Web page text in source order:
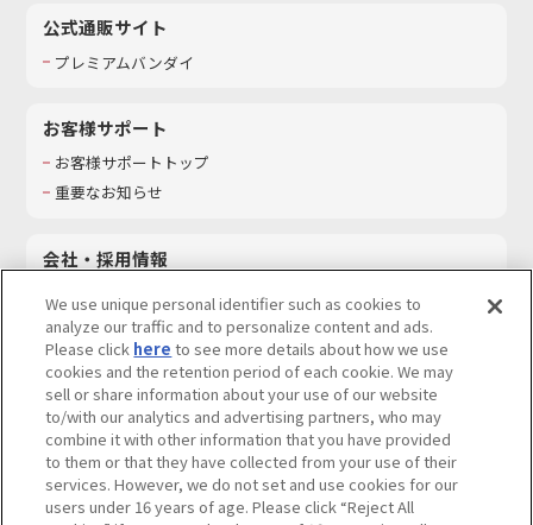
公式通販サイト
プレミアムバンダイ
お客様サポート
お客様サポートトップ
重要なお知らせ
会社・採用情報
採用情報
サステナビリティ
お問い合わせ
ウェブサイトご利用条件 ソーシャルメディアポリシー
We use unique personal identifier such as cookies to
analyze our traffic and to personalize content and ads.
Please click here to see more details about how we use
cookies and the retention period of each cookie. We may
sell or share information about your use of our website
to/with our analytics and advertising partners, who may
combine it with other information that you have provided
to them or that they have collected from your use of their
services. However, we do not set and use cookies for our
users under 16 years of age. Please click “Reject All